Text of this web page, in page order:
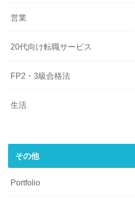
営業
20代向け転職サービス
FP2・3級合格法
生活
その他
Portfolio